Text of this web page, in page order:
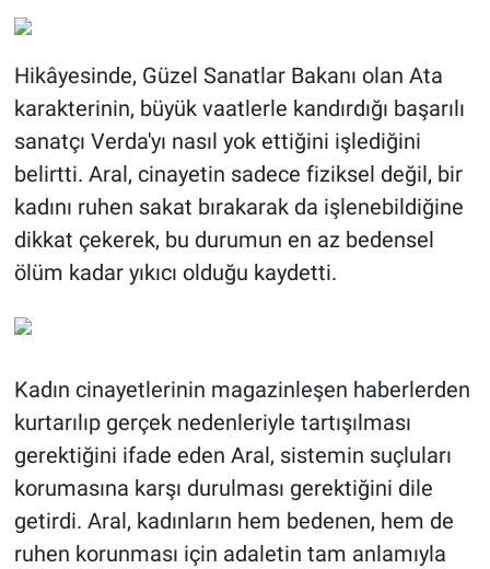
Hikâyesinde, Güzel Sanatlar Bakanı olan Ata
karakterinin, büyük vaatlerle kandırdığı başarılı
sanatçı Verda'yı nasıl yok ettiğini işlediğini
belirtti. Aral, cinayetin sadece fiziksel değil, bir
kadını ruhen sakat bırakarak da işlenebildiğine
dikkat çekerek, bu durumun en az bedensel
ölüm kadar yıkıcı olduğu kaydetti.
Kadın cinayetlerinin magazinleşen haberlerden
kurtarılıp gerçek nedenleriyle tartışılması
gerektiğini ifade eden Aral, sistemin suçluları
korumasına karşı durulması gerektiğini dile
getirdi. Aral, kadınların hem bedenen, hem de
ruhen korunması için adaletin tam anlamıyla